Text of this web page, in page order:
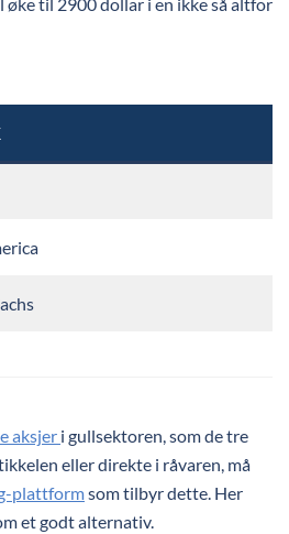
øke til 2900 dollar i en ikke så altfor
aksjer i gullsektoren, som de tre
eller direkte i råvaren, må
plattformsom tilbyr dette. Her
et godt alternativ.